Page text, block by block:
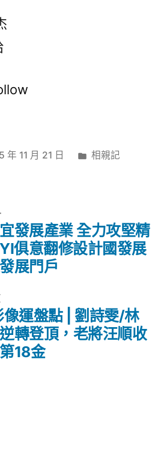
年 11 月 21 日
分
相親記
一
篇
文
運盤點 | 劉詩雯/林
轉登頂，老將汪順收
18金
下
一
篇
文
發展產業 全力攻堅精
俱意翻修設計國發展
展門戶